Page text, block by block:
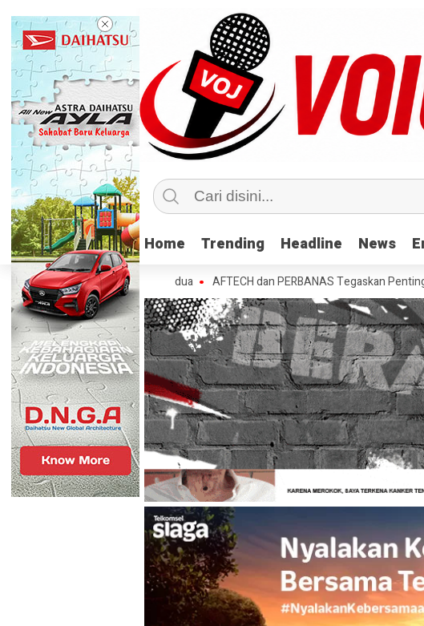
Home Trending Headline News
Home Trending Headline News
Nasabah di Tahun Kedua AFTECH dan PERBANAS Tegaskan Pentingnya